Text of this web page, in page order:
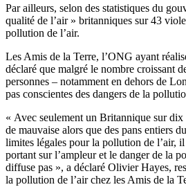
Par ailleurs, selon des statistiques du
qualité de l’air » britanniques sur 43
pollution de l’air.
Les Amis de la Terre, l’ONG ayant
déclaré que malgré le nombre croissant
personnes – notamment en dehors de
pas conscientes des dangers de la
« Avec seulement un Britannique sur
de mauvaise alors que des pans entiers
limites légales pour la pollution de l’air, il
portant sur l’ampleur et le danger de la
diffuse pas », a déclaré Olivier Hayes,
la pollution de l’air chez les Amis de la